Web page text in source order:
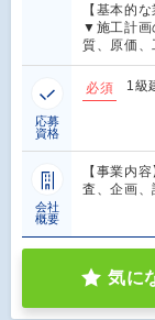
【基本的
▼施工計画
質、原価、
応募
資格
必須 1級
会社
概要
【事業内
査、企画
気に